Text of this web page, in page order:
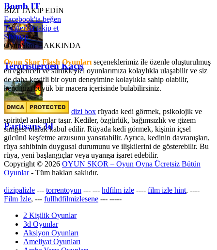
Bomb IT
Teröristlerden Kaçış
Partisans 3d
BİZİ TAKİP EDİN
Facebook'ta beğen
Twitter'da takip et
Sitemap
OyunSkor HAKKINDA
Oyun Skor Flash Oyunları seçeneklerimiz ile özenle oluşturulmuş
en eğlenceli ve sürükleyici oyunlarımıza kolaylıkla ulaşabilir ve siz
de daha keyifli bir oyun deneyimine kolaylıkla sahip olabilir,
kendinizi büyük bir macera içerisinde bulabilirsiniz.
dizi box rüyada kedi görmek​, psikolojik ve
spiritüel anlamlar taşır. Kediler, özgürlük, bağımsızlık ve gizem
simgesi olarak kabul edilir. Rüyada kedi görmek, kişinin içsel
gücünü keşfetme arzusunu yansıtabilir. Ayrıca, kedinin davranışları,
rüya sahibinin duygusal durumunu ve ilişkilerini de gösterebilir. Bu
rüya, yeni başlangıçlar veya uyanışa işaret edebilir.
Copyright © 2026 OYUN SKOR – Oyun Oyna Ücretsiz Bütün
Oyunlar- Tüm hakları saklıdır.
dizipalizle --- torrentoyun --- --- hdfilm izle ---- film izle hint, ----
Film İzle, --- fullhdfilmizlesene --- -----
2 Kişilik Oyunlar
3d Oyunlar
Aksiyon Oyunları
Ameliyat Oyunları